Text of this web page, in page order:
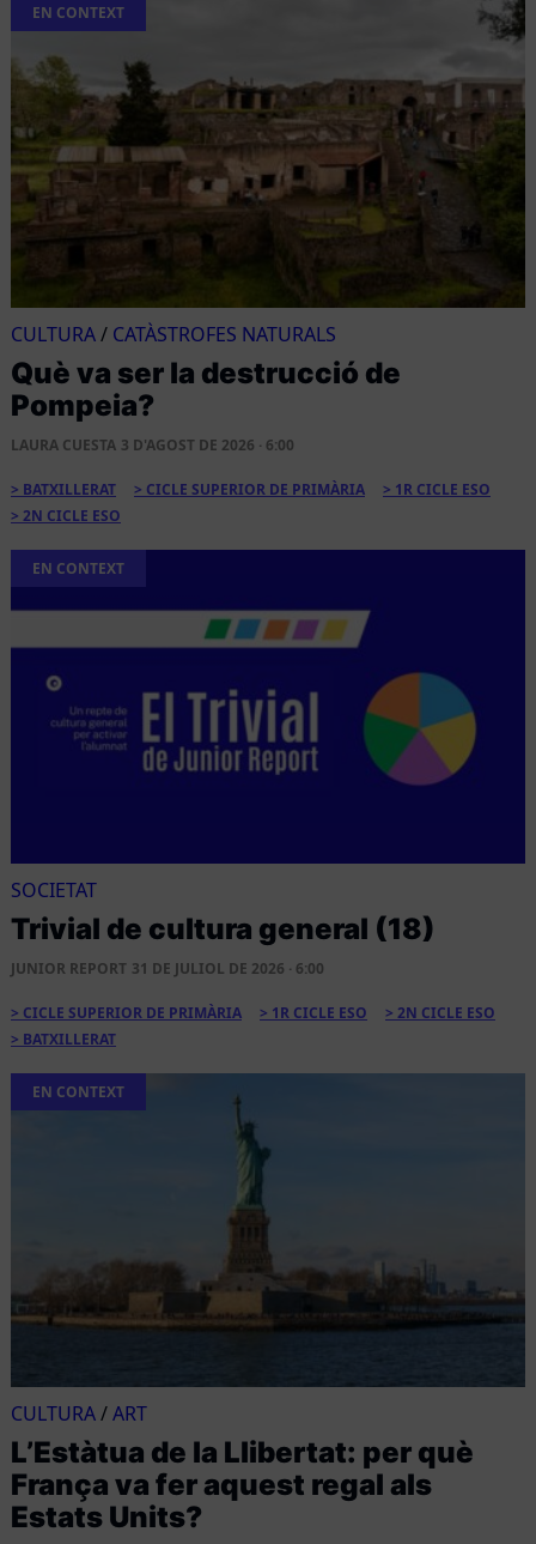
EN CONTEXT
CULTURA/ CATÀSTROFES NATURALS
Què va ser la destrucció de
Pompeia?
LAURA CUESTA 3 D'AGOST DE 2026 · 6:00
BATXILLERAT CICLE SUPERIOR DE PRIMÀRIA
1R CICLE ESO
2N CICLE ESO
EN CONTEXT
SOCIETAT
Trivial de cultura general (18)
JUNIOR REPORT 31 DE JULIOL DE 2026 · 6:00
CICLE SUPERIOR DE PRIMÀRIA 1R CICLE ESO
2N CICLE ESO
BATXILLERAT
EN CONTEXT
CULTURA/ART
L’Estàtua de la Llibertat: per què
França va fer aquest regal als
Estats Units?